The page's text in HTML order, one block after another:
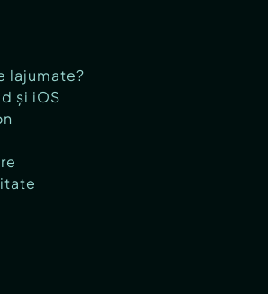
lajumate?
și iOS